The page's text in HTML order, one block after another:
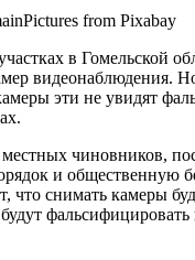
from Pixabay
в Гомельской
видеонаблюдения.
эти не увидят
чиновников,
и общественную
что снимать камеры